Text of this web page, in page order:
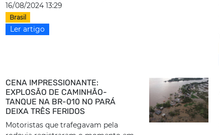
16/08/2024 13:29
Brasil
Ler artigo
CENA IMPRESSIONANTE:
EXPLOSÃO DE CAMINHÃO-
TANQUE NA BR-010 NO PARÁ
DEIXA TRÊS FERIDOS
Motoristas que trafegavam pela